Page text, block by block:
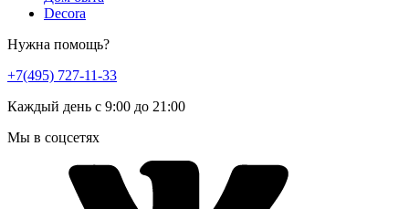
Decora
Нужна помощь?
+7(495) 727-11-33
Каждый день с 9:00 до 21:00
Мы в соцсетях